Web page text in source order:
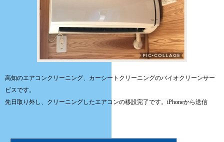
高知のエアコンクリーニング、カーシートクリーニングのバイオクリーンサー
ビスです。
先日取り外し、クリーニングしたエアコンの移設完了です。iPhoneから送信